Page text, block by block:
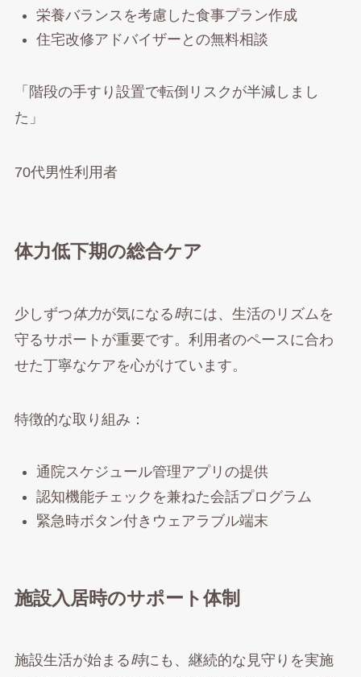
栄養バランスを考慮した食事プラン作成
住宅改修アドバイザーとの無料相談
「階段の手すり設置で転倒リスクが半減しまし
た」
70代男性利用者
体力低下期の総合ケア
少しずつ体力が気になる時には、生活のリズムを
守るサポートが重要です。利用者のペースに合わ
せた丁寧なケアを心がけています。
特徴的な取り組み：
通院スケジュール管理アプリの提供
認知機能チェックを兼ねた会話プログラム
緊急時ボタン付きウェアラブル端末
施設入居時のサポート体制
施設生活が始まる時にも、継続的な見守りを実施